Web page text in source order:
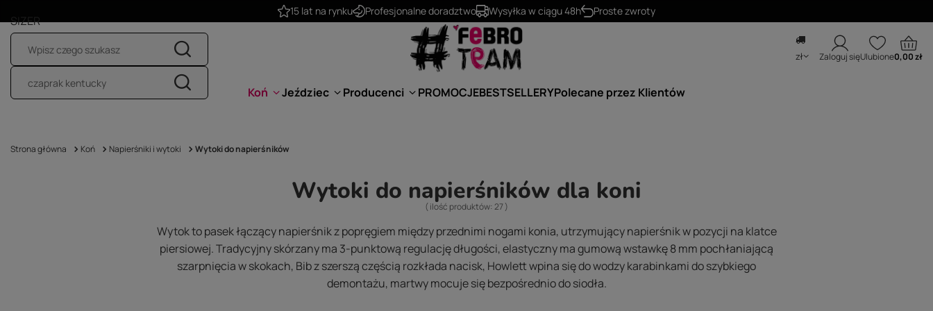
530 624 234 kontakt@febro.pl
zł Zaloguj sięUlubione0,00 zł
Koń Jeździec Producenci PROMOCJEBESTSELLERYPolecane przez Klientów
Strona główna Koń Napierśniki i wytoki Wytoki do napierśników
Wytoki do napierśników dla koni
( ilość produktów:27 )
Wytok to pasek łączący napierśnik z popręgiem między przednimi nogami konia, utrzymujący napierśnik w pozycji na klatce
piersiowej. Tradycyjny skórzany ma 3-punktową regulację długości, elastyczny ma gumową wstawkę 8 mm pochłaniającą
szarpnięcia w skokach, Bib z szerszą częścią rozkłada nacisk, Howlett wpina się do wodzy karabinkami do szybkiego
demontażu, martwy mocuje się bezpośrednio do siodła.
SIZER